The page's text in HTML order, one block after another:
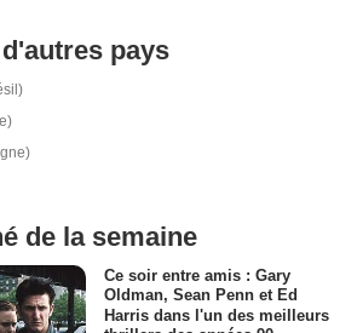
pays
de la semaine
Ce soir entre amis : Gary
Oldman, Sean Penn et Ed
Harris dans l'un des meilleurs